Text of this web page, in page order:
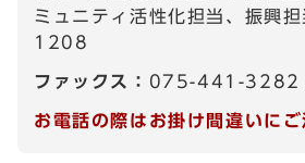
ミュニティ活性化担当、振興
1208
ファックス： 075-441-3282
お電話の際はお掛け間違いに